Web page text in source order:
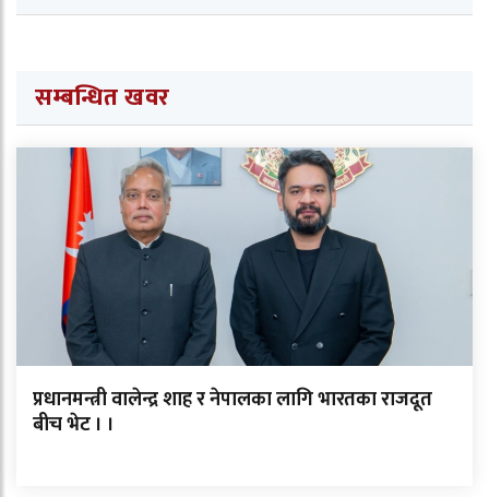
सम्बन्धित खवर
प्रधानमन्त्री वालेन्द्र शाह र नेपालका लागि भारतका राजदूत
बीच भेट । ।